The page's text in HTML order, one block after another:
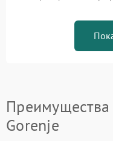
Преимущества
Gorenje